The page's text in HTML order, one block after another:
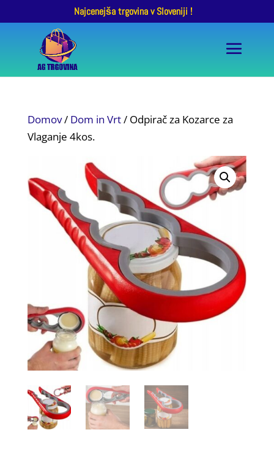
Najcenejša trgovina v Sloveniji !
Domov/ Dom in Vrt/ Odpirač za Kozarce za
Vlaganje 4kos.